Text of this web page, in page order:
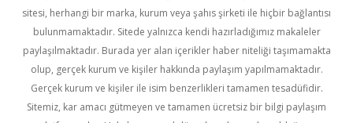
sitesi, herhangi bir marka, kurum veya şahıs şirketi ile hiçbir bağlantısı
bulunmamaktadır. Sitede yalnızca kendi hazırladığımız makaleler
paylaşılmaktadır. Burada yer alan içerikler haber niteliği taşımamakta
olup, gerçek kurum ve kişiler hakkında paylaşım yapılmamaktadır.
Gerçek kurum ve kişiler ile isim benzerlikleri tamamen tesadüfidir.
Sitemiz, kar amacı gütmeyen ve tamamen ücretsiz bir bilgi paylaşım